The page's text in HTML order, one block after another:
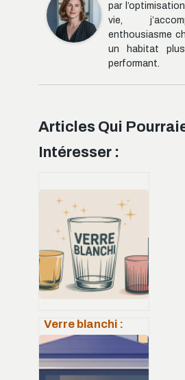
par
vie,
enthousiasme
un habitat
performant.
Articles Qui
Intéresser :
Verre blanchi :
causes, solutions
efficaces et
prévention au